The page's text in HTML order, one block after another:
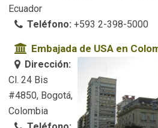
Ecuador
Teléfono: +593 2-398-5000
Embajada de USA en
Dirección:
Cl. 24 Bis
#4850, Bogotá,
Colombia